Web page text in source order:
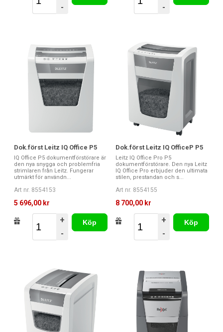
- -
Dok.först Leitz IQ Office P5
IQ Office P5 dokumentförstörare är
den nya snygga och problemfria
strimlaren från Leitz. Fungerar
utmärkt för användn...
Art nr. 8554153
5 696,00 kr
+
-
Köp
Dok.först Leitz IQ OfficeP P5
Leitz IQ Office Pro P5
dokumentförstörare. Den nya Leitz
IQ Office Pro erbjuder den ultimata
stilen, prestandan och s...
Art nr. 8554155
8 700,00 kr
+
-
Köp